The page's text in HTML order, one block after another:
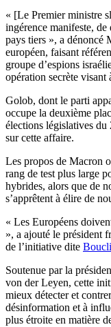
« [Le Premier ministre
ingérence manifeste, de
pays tiers », a dénoncé
européen, faisant
groupe d’espions
opération secrète visant
Golob, dont le parti
occupe la deuxième
élections législatives
sur cette affaire.
Les propos de Macron
rang de test plus large
hybrides, alors que de
s’apprêtent à élire de
« Les Européens
», a ajouté le président
de l’initiative dite
Soutenue par la
von der Leyen, cette
mieux détecter et
désinformation et à
plus étroite en matière